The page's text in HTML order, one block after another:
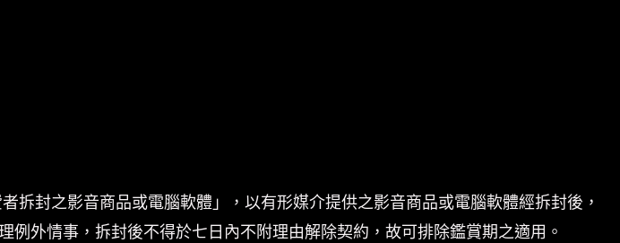
封之影音商品或電腦軟體」，以有形媒介提供之影音商品或電腦軟體經拆封後，
外情事，拆封後不得於七日內不附理由解除契約，故可排除鑑賞期之適用。